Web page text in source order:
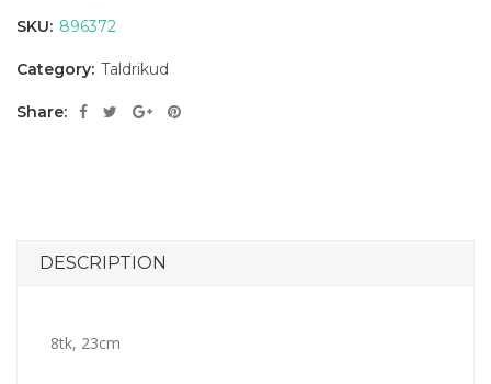
SKU: 896372
Category: Taldrikud
Share:
DESCRIPTION
8tk, 23cm